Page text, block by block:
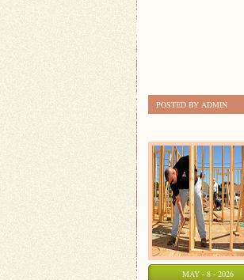
POSTED BY ADMIN
MAY - 8 - 2026